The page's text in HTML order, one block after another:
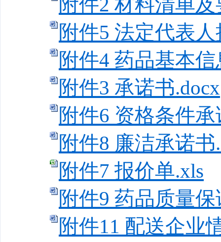
附件5 法定代表
附件4 药品基本
附件3 承诺书.docx
附件6 资格条件
附件8 廉洁承诺书
附件7 报价单.xls
附件9 药品质量
附件11 配送企业